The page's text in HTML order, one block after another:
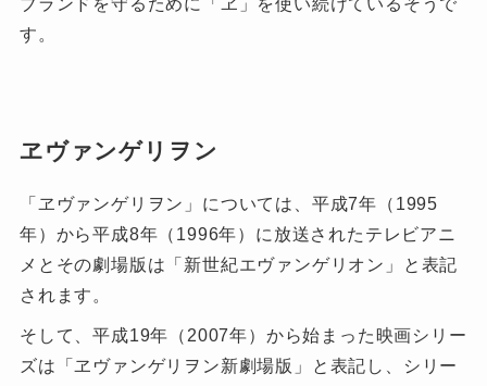
ブランドを守るために「ヱ」を使い続けているそうで
す。
ヱヴァンゲリヲン
「ヱヴァンゲリヲン」については、平成7年（1995
年）から平成8年（1996年）に放送されたテレビアニ
メとその劇場版は「新世紀エヴァンゲリオン」と表記
されます。
そして、平成19年（2007年）から始まった映画シリー
ズは「ヱヴァンゲリヲン新劇場版」と表記し、シリー